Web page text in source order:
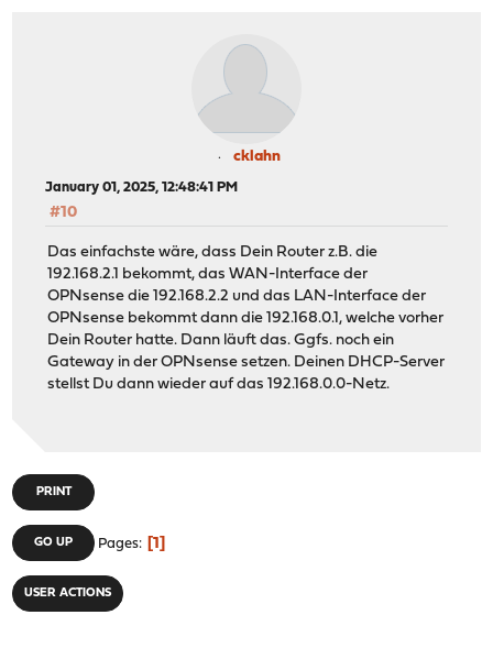
cklahn
January 01, 2025, 12:48:41 PM
#10
Das einfachste wäre, dass Dein Router z.B. die
192.168.2.1 bekommt, das WAN-Interface der
OPNsense die 192.168.2.2 und das LAN-Interface der
OPNsense bekommt dann die 192.168.0.1, welche vorher
Dein Router hatte. Dann läuft das. Ggfs. noch ein
Gateway in der OPNsense setzen. Deinen DHCP-Server
stellst Du dann wieder auf das 192.168.0.0-Netz.
PRINT
GO UP Pages 1
USER ACTIONS